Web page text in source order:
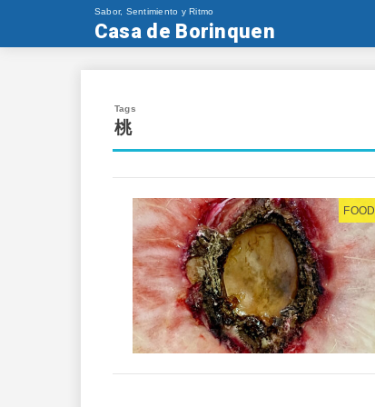
Sabor, Sentimiento y Ritmo
Casa de Borinquen
桃
FOOD